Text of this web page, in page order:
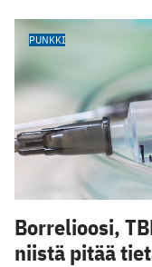
PUNKKI
Borrelioosi,
niistä pitää